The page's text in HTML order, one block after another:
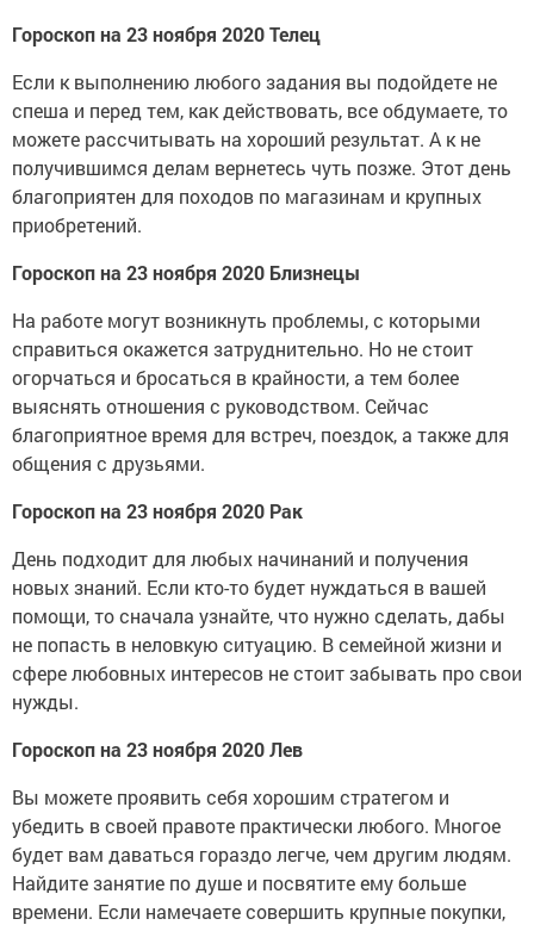
Гороскоп на 23 ноября 2020 Телец
Если к выполнению любого задания вы подойдете не
спеша и перед тем, как действовать, все обдумаете, то
можете рассчитывать на хороший результат. А к не
получившимся делам вернетесь чуть позже. Этот день
благоприятен для походов по магазинам и крупных
приобретений.
Гороскоп на 23 ноября 2020 Близнецы
На работе могут возникнуть проблемы, с которыми
справиться окажется затруднительно. Но не стоит
огорчаться и бросаться в крайности, а тем более
выяснять отношения с руководством. Сейчас
благоприятное время для встреч, поездок, а также для
общения с друзьями.
Гороскоп на 23 ноября 2020 Рак
День подходит для любых начинаний и получения
новых знаний. Если кто-то будет нуждаться в вашей
помощи, то сначала узнайте, что нужно сделать, дабы
не попасть в неловкую ситуацию. В семейной жизни и
сфере любовных интересов не стоит забывать про свои
нужды.
Гороскоп на 23 ноября 2020 Лев
Вы можете проявить себя хорошим стратегом и
убедить в своей правоте практически любого. Многое
будет вам даваться гораздо легче, чем другим людям.
Найдите занятие по душе и посвятите ему больше
времени. Если намечаете совершить крупные покупки,